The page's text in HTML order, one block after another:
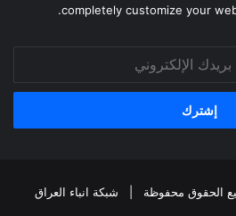
completely customize your
شبكة انباء العراق